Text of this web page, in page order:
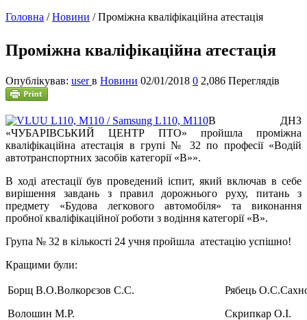
Головна /Новини /Проміжна кваліфікаційна атестація
Проміжна кваліфікаційна атестація
Опублікував: userв Новини 02/01/2018 0 2,086 Переглядів
В ДНЗ
«ЧУБАРІВСЬКИЙ ЦЕНТР ПТО» пройшла проміжна
кваліфікаційна атестація в групі № 32 по професії «Водій
автотранспортних засобів категорії «В»».
В ході атестації був проведений іспит, який включав в себе
вирішення завдань з правил дорожнього руху, питань з
предмету «Будова легкового автомобіля» та виконання
пробної кваліфікаційної роботи з водіння категорії «В».
Група № 32 в кількості 24 учня пройшла атестацію успішно!
Кращими були:
Борщ В.О.Волкорєзов С.С.
Волошин М.Р.
Рябець
Скрипкар О.І.